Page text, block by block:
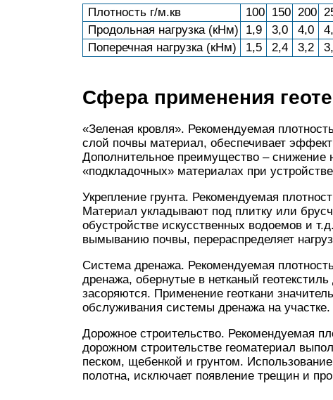
Плотность г/м.кв 100 150 200
Продольная нагрузка (кНм)
1,9 3,0 4,0
Поперечная нагрузка (кНм)
1,5 2,4 3,2
Сфера применения
«Зеленая кровля». Рекомендуемая
слой почвы материал, обеспечивает
Дополнительное преимущество – снижение
«подкладочных» материалах при
Укрепление грунта. Рекомендуемая
Материал укладывают под плитку или
обустройстве искусственных водоемов и
вымыванию почвы, перераспределяет
Система дренажа. Рекомендуемая
дренажа, обернутые в нетканый
засоряются. Применение геоткани
обслуживания системы дренажа на участке.
Дорожное строительство. Рекомендуемая
дорожном строительстве геоматериал
песком, щебенкой и грунтом.
полотна, исключает появление трещин и